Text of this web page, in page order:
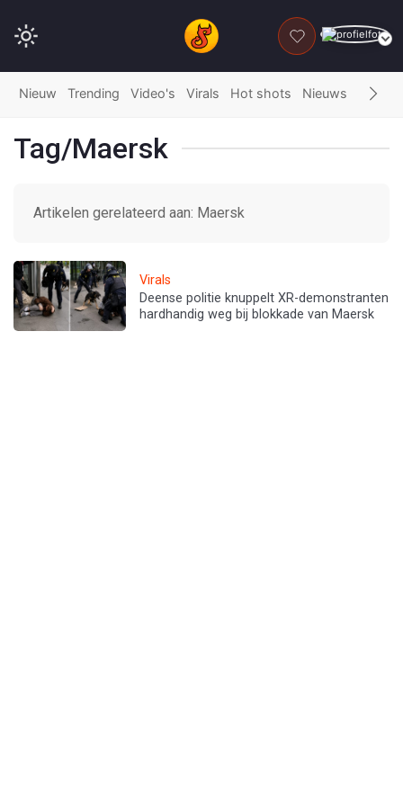
DONEER
Nieuw Trending Video's Virals Hot shots Nieuws Fails
Tag/Maersk
Artikelen gerelateerd aan: Maersk
Virals
Deense politie knuppelt XR-demonstranten
hardhandig weg bij blokkade van Maersk